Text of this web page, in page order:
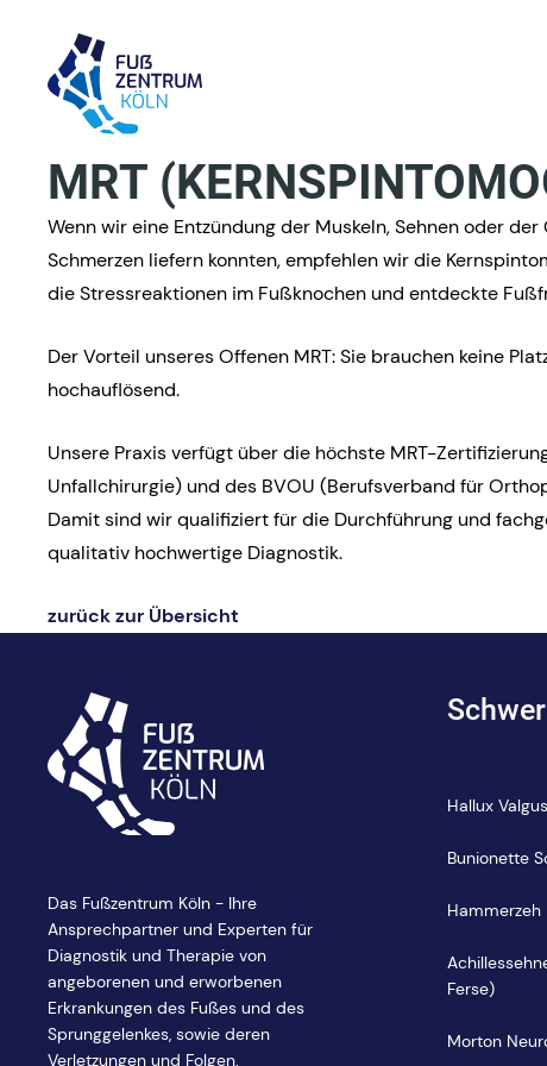
MRT
Wenn wir eine Entzündung der Muskeln, Sehnen oder
Schmerzen liefern konnten, empfehlen wir die
die Stressreaktionen im Fußknochen und entdeckte
Der Vorteil unseres Offenen MRT: Sie brauchen keine
hochauflösend.
Unsere Praxis verfügt über die höchste MRT-
Unfallchirurgie) und des BVOU (Berufsverband für
Damit sind wir qualifiziert für die Durchführung und
qualitativ hochwertige Diagnostik.
zurück zur Übersicht
Das Fußzentrum Köln - Ihre
Ansprechpartner und Experten für
Diagnostik und Therapie von
angeborenen und erworbenen
Erkrankungen des Fußes und des
Sprunggelenkes, sowie deren
Verletzungen und Folgen.
Hallux
Bunionette
Hammerzeh
Ferse)
Morton